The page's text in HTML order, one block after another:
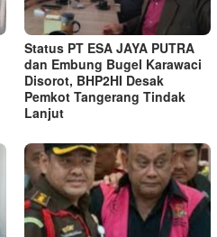
Status PT ESA JAYA PUTRA
dan Embung Bugel Karawaci
Disorot, BHP2HI Desak
Pemkot Tangerang Tindak
Lanjut